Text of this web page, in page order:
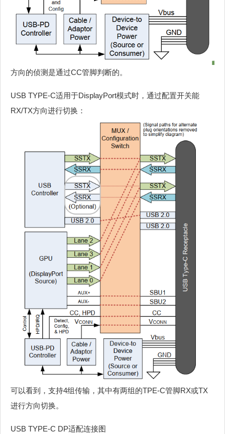
方向的侦测是通过CC管脚判断的。
USB TYPE-C适用于DisplayPort模式时，通过配置开关能
RX/TX方向进行切换：
可以看到，支持4组传输，其中有两组的TPE-C管脚RX或TX
进行方向切换。
USB TYPE-C DP适配连接图